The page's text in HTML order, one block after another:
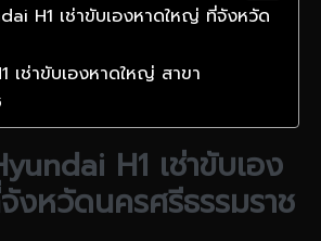
H1 เช่าขับเองหาดใหญ่ ที่จังหวัด
เช่าขับเองหาดใหญ่ สาขา
H1 เช่าขับเอง
หวัดนครศรีธรรมราช